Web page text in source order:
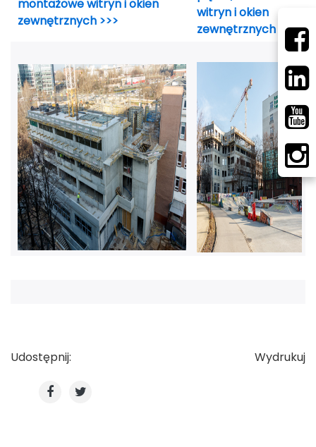
montażowe witryn i okien
zewnętrznych >>>
witryn i okien
zewnętrznych >>>
Udostępnij: Wydrukuj